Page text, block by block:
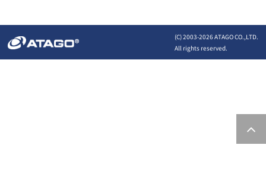
(C) 2003-2026 ATAGO CO.,LTD.
All rights reserved.